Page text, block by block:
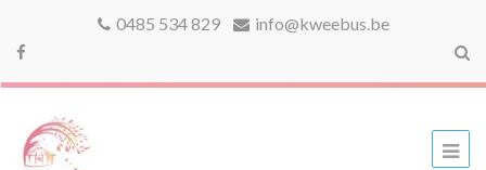
0485 534 829 info@kweebus.be